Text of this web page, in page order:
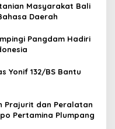
Masyarakat Bali
Daerah
Pangdam Hadiri
Yonif 132/BS Bantu
Prajurit dan Peralatan
Pertamina Plumpang